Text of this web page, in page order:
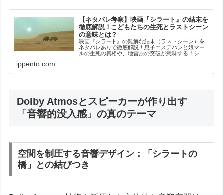
【ネタバレ考察】映画『シラート』の結末を
徹底解説！こどもたちの生死とラストシーン
の意味とは？
映画『シラート』の難解な結末（ラストシーン）を
ネタバレありで徹底解説！息子エステバンと娘マー
ルの生死の真相や、地雷原の突破が意味する「シラ
ippento.com
Dolby Atmosとスピーカーが作り出す
「音響的没入感」の真のテーマ
空間を制圧する音響デザイン：「シラートの
橋」との結びつき